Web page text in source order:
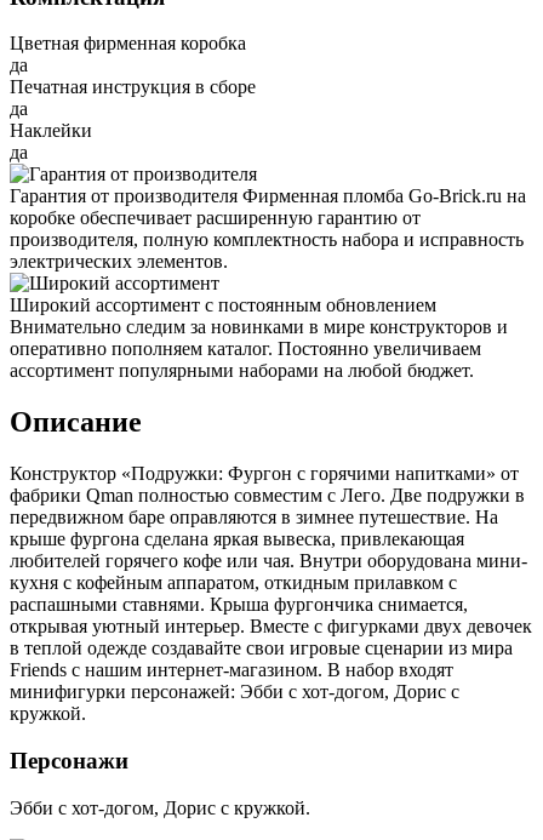
Цветная фирменная коробка
да
Печатная инструкция в сборе
да
Наклейки
да
Гарантия от производителя Фирменная пломба Go-Brick.ru на
коробке обеспечивает расширенную гарантию от
производителя, полную комплектность набора и исправность
электрических элементов.
Широкий ассортимент с постоянным обновлением
Внимательно следим за новинками в мире конструкторов и
оперативно пополняем каталог. Постоянно увеличиваем
ассортимент популярными наборами на любой бюджет.
Описание
Конструктор «Подружки: Фургон с горячими напитками» от
фабрики Qman полностью совместим с Лего. Две подружки в
передвижном баре оправляются в зимнее путешествие. На
крыше фургона сделана яркая вывеска, привлекающая
любителей горячего кофе или чая. Внутри оборудована мини-
кухня с кофейным аппаратом, откидным прилавком с
распашными ставнями. Крыша фургончика снимается,
открывая уютный интерьер. Вместе с фигурками двух девочек
в теплой одежде создавайте свои игровые сценарии из мира
Friends с нашим интернет-магазином. В набор входят
минифигурки персонажей: Эбби с хот-догом, Дорис с
кружкой.
Персонажи
Эбби с хот-догом, Дорис с кружкой.